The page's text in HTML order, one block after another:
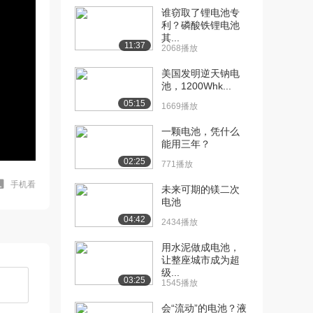
手机看
11:37
谁窃取了锂电池专
利？磷酸铁锂电池
其...
2068播放
05:15
美国发明逆天钠电
池，1200Whk...
1669播放
02:25
一颗电池，凭什么
能用三年？
771播放
04:42
未来可期的镁二次
电池
2434播放
03:25
用水泥做成电池，
让整座城市成为超
级...
1545播放
会“流动”的电池？液